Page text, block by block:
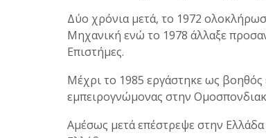
Δύο χρόνια μετά, το 1972
Μηχανική ενώ το 1978 άλλαξε
Επιστήμες.
Μέχρι το 1985 εργάστηκε ως βοηθός
εμπειρογνώμονας στην
Αμέσως μετά επέστρεψε στην